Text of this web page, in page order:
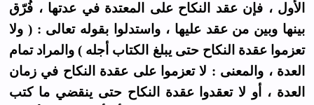
الأول ، فإن عقد النكاح على المعتدة في عدتها ، فُرّق
بينها وبين من عقد عليها ، واستدلوا بقوله تعالى : ( ولا
تعزموا عقدة النكاح حتى يبلغ الكتاب أجله ) والمراد تمام
العدة ، والمعنى : لا تعزموا على عقدة النكاح في زمان
العدة ، أو لا تعقدوا عقدة النكاح حتى ينقضي ما كتب